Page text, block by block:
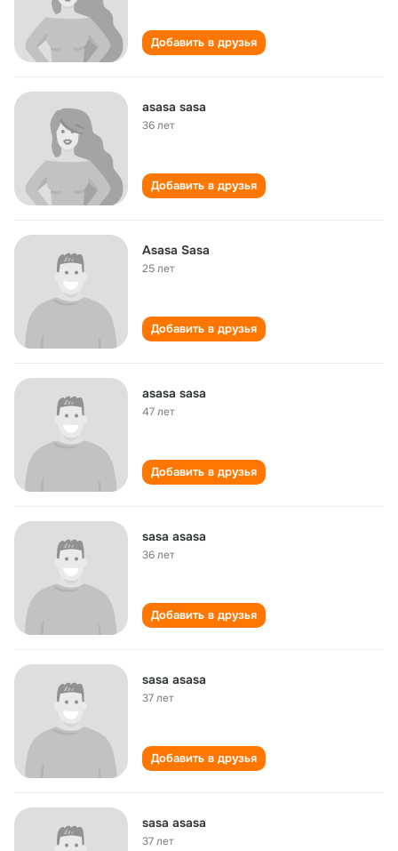
Добавить в друзья
asasa sasa
36 лет
Добавить в друзья
Asasa Sasa
25 лет
Добавить в друзья
asasa sasa
47 лет
Добавить в друзья
sasa asasa
36 лет
Добавить в друзья
sasa asasa
37 лет
Добавить в друзья
sasa asasa
37 лет